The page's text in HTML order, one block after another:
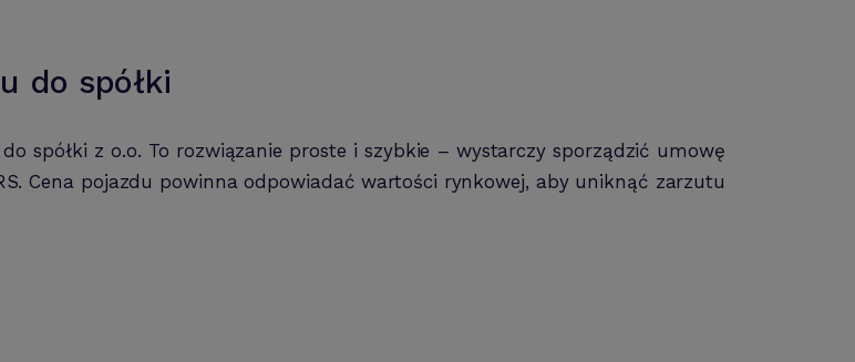
do spółki
spółki z o.o. To rozwiązanie proste i szybkie – wystarczy sporządzić umowę
Cena pojazdu powinna odpowiadać wartości rynkowej, aby uniknąć zarzutu